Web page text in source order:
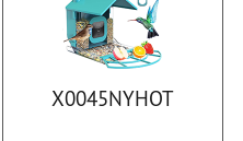
X0045NYHOT